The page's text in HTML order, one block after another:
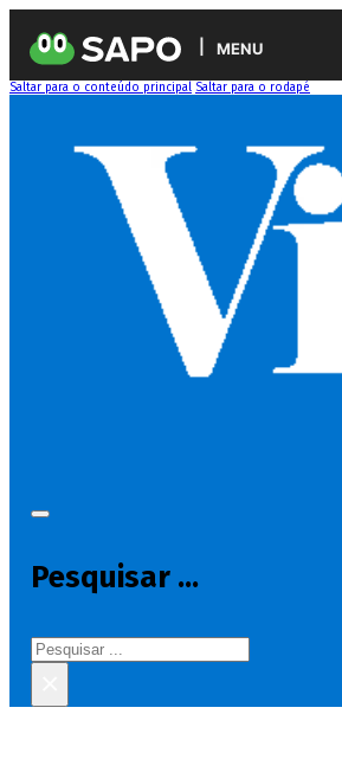
MENU
Saltar para o conteúdo principal Saltar para o rodapé
Pesquisar ...
Pesquisar